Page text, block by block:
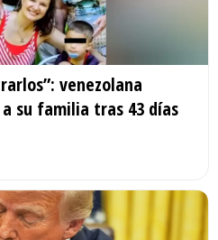
venezolana
su familia tras 43 días